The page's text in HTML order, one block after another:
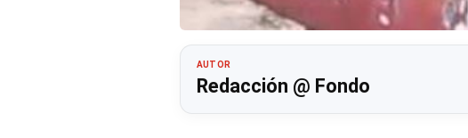
AUTOR
Redacción @ Fondo